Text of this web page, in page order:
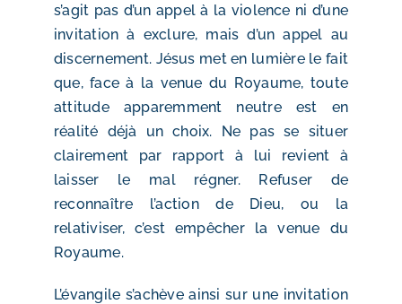
s’agit pas d’un appel à la violence ni d’une
invitation à exclure, mais d’un appel au
discernement. Jésus met en lumière le fait
que, face à la venue du Royaume, toute
attitude apparemment neutre est en
réalité déjà un choix. Ne pas se situer
clairement par rapport à lui revient à
laisser le mal régner. Refuser de
reconnaître l’action de Dieu, ou la
relativiser, c’est empêcher la venue du
Royaume.
L’évangile s’achève ainsi sur une invitation